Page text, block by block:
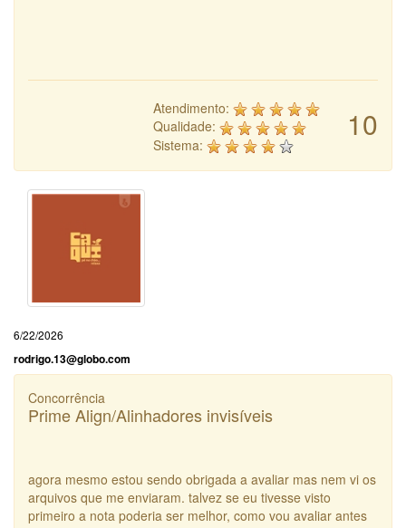
10
Atendimento:
Qualidade:
Sistema:
6/22/2026
rodrigo.13@globo.com
Concorrência
Prime Align/Alinhadores invisíveis
agora mesmo estou sendo obrigada a avaliar mas nem vi os
arquivos que me enviaram. talvez se eu tivesse visto
primeiro a nota poderia ser melhor, como vou avaliar antes